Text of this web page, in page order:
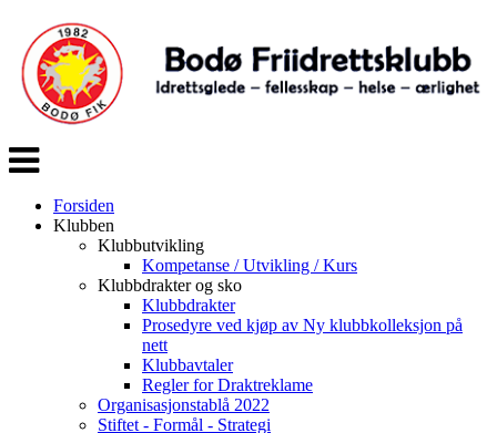
Veksle
navigasjon
Forsiden
Klubben
Klubbutvikling
Kompetanse / Utvikling / Kurs
Klubbdrakter og sko
Klubbdrakter
Prosedyre ved kjøp av Ny klubbkolleksjon på
nett
Klubbavtaler
Regler for Draktreklame
Organisasjonstablå 2022
Stiftet - Formål - Strategi